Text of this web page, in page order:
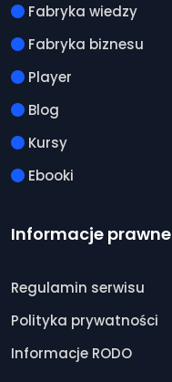
Fabryka wiedzy
Fabryka biznesu
Player
Blog
Kursy
Ebooki
Informacje prawne
Regulamin serwisu
Polityka prywatności
Informacje RODO